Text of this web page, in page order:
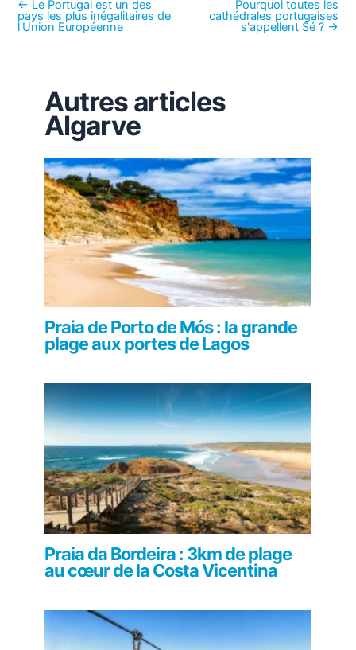
← Le Portugal est un des
pays les plus inégalitaires de
l'Union Européenne
Pourquoi toutes les
cathédrales portugaises
s'appellent Sé ? →
Autres articles
Algarve
Praia de Porto de Mós : la grande
plage aux portes de Lagos
Praia da Bordeira : 3km de plage
au cœur de la Costa Vicentina